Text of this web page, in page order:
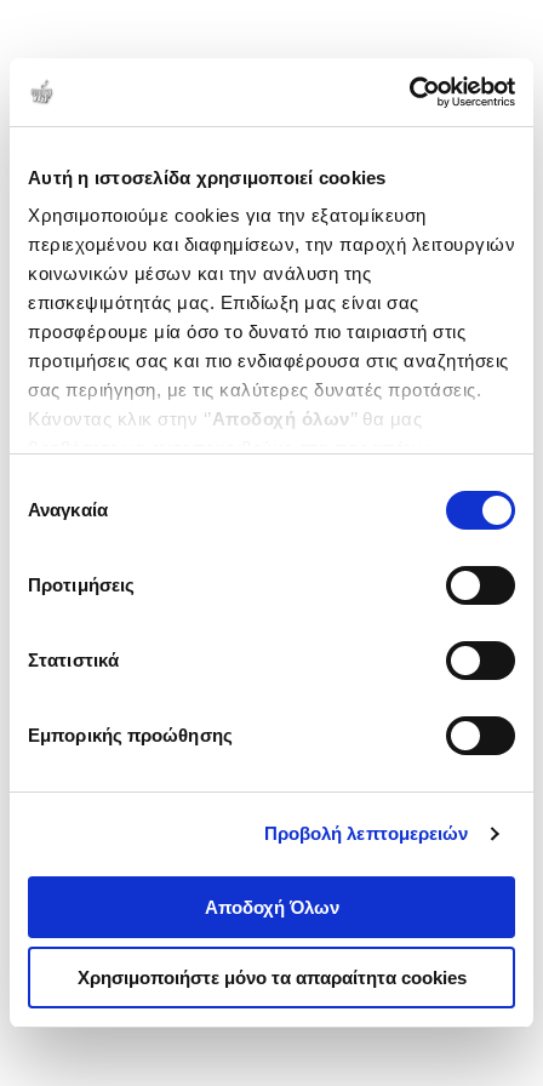
Αυτή η ιστοσελίδα χρησιμοποιεί cookies
Χρησιμοποιούμε cookies για την εξατομίκευση
περιεχομένου και διαφημίσεων, την παροχή λειτουργιών
κοινωνικών μέσων και την ανάλυση της
επισκεψιμότητάς μας. Επιδίωξη μας είναι σας
προσφέρουμε μία όσο το δυνατό πιο ταιριαστή στις
προτιμήσεις σας και πιο ενδιαφέρουσα στις αναζητήσεις
σας περιήγηση, με τις καλύτερες δυνατές προτάσεις.
Κάνοντας κλικ στην ‘’Αποδοχή όλων’’ θα μας
ενδιαφέρουν και να επιλέξετε από τα παρακάτω με την
΄΄και να ενημερωθείτε σχετικά με
συγκατάθεσης
Αναγκαία
Προτιμήσεις
Στατιστικά
Εμπορικής προώθησης
Προβολή λεπτομερειών
Αποδοχή Όλων
Χρησιμοποιήστε μόνο τα απαραίτητα cookies